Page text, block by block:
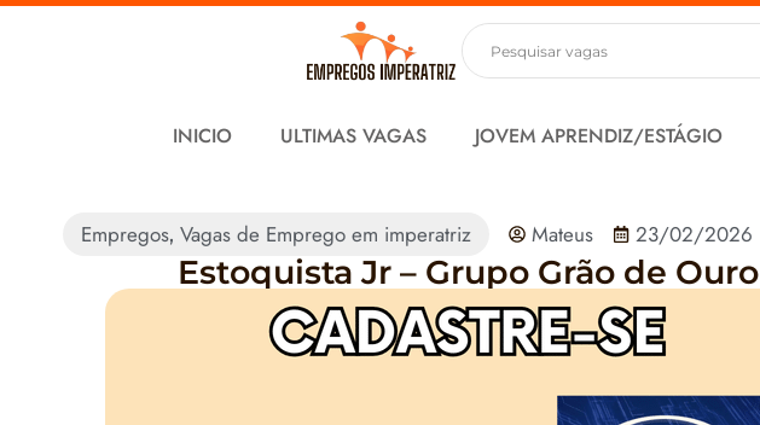
INICIO ULTIMAS VAGAS JOVEM APRENDIZ/ESTÁGIO
Empregos, Vagas de Emprego em imperatriz Mateus 23/02/2026
Estoquista Jr – Grupo Grão de Ouro